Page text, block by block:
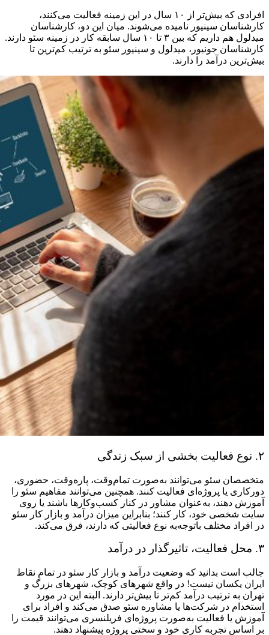
افرادی که بیش‌تر از ۱۰ سال در این زمینه فعالیت می‌کنند،
کارشناسان سینیور نامیده می‌شوند. میان این دو، کارشناسان
میدلول هم داریم که بین ۳ تا ۱۰ سال سابقه کار در زمینه سئو دارند.
کارشناسان جونیور، میدلول و سینیور سئو به ترتیب کم‌ترین تا
بیش‌ترین درآمد را دارند.
۲. نوع فعالیت بخشی از سبک زندگی
متخصصان سئو می‌توانند به‌صورت تمام‌وقت، پاره‌وقت، حضوری،
دورکاری یا پروژه‌ای فعالیت کنند. همچنین می‌توانند مفاهیم سئو را
آموزش دهند، به‌عنوان مشاور در کنار کسب‌وکارها باشند یا روی
سایت شخصی خود، کار کنند؛ بنابراین میزان درآمد و بازار کار سئو
در افراد مختلف باتوجه‌به نوع فعالیتی که دارند، فرق می‌کند.
۳. محل فعالیت، تاثیرگذار در درآمد
جالب است بدانید که وضعیت درآمد و بازار کار سئو در تمام نقاط
ایران یکسان نیست! در واقع شهرهای کوچک، شهرهای بزرگ و
تهران به ترتیب درآمد کم‌تر تا بیش‌تر دارند. البته این در مورد
استخدام در شرکت‌ها یا مشاوره سئو صدق می‌کند و افراد برای
آموزش یا فعالیت به‌صورت پروژه‌ای فریلنسری می‌توانند قیمت را
بر اساس تجربه کاری خود و سختی پروژه پیشنهاد دهند.